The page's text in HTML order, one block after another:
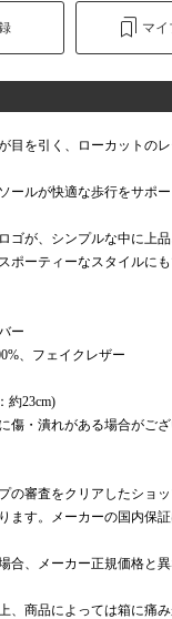
マ
目を引く、ローカットの
ールが快適な歩行をサポ
ゴが、シンプルな中に上品
ポーティーなスタイルに
ー
、フェイクレザー
約23cm)
傷・潰れがある場合がご
の審査をクリアしたショ
ます。メーカーの国内保
合、メーカー正規価格と
、商品によっては箱に痛